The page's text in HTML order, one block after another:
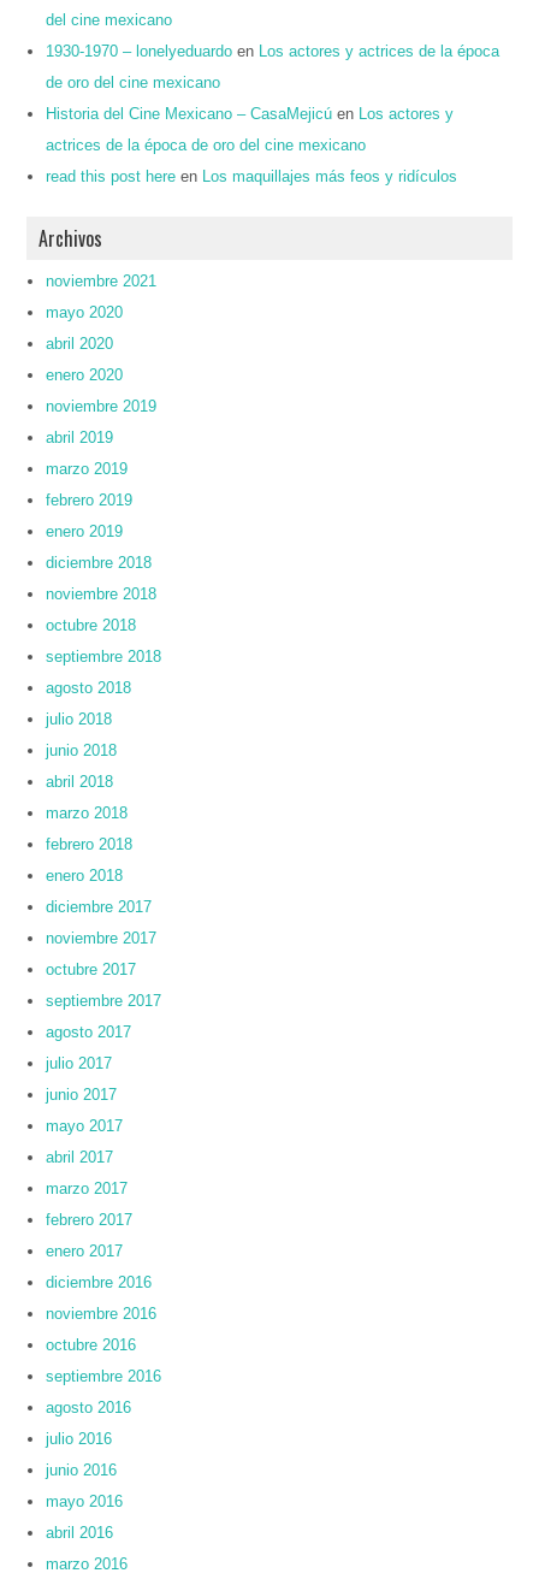
del cine mexicano
1930-1970 – lonelyeduardo en Los actores y actrices de la época
de oro del cine mexicano
Historia del Cine Mexicano – CasaMejicú en Los actores y
actrices de la época de oro del cine mexicano
read this post here en Los maquillajes más feos y ridículos
Archivos
noviembre 2021
mayo 2020
abril 2020
enero 2020
noviembre 2019
abril 2019
marzo 2019
febrero 2019
enero 2019
diciembre 2018
noviembre 2018
octubre 2018
septiembre 2018
agosto 2018
julio 2018
junio 2018
abril 2018
marzo 2018
febrero 2018
enero 2018
diciembre 2017
noviembre 2017
octubre 2017
septiembre 2017
agosto 2017
julio 2017
junio 2017
mayo 2017
abril 2017
marzo 2017
febrero 2017
enero 2017
diciembre 2016
noviembre 2016
octubre 2016
septiembre 2016
agosto 2016
julio 2016
junio 2016
mayo 2016
abril 2016
marzo 2016